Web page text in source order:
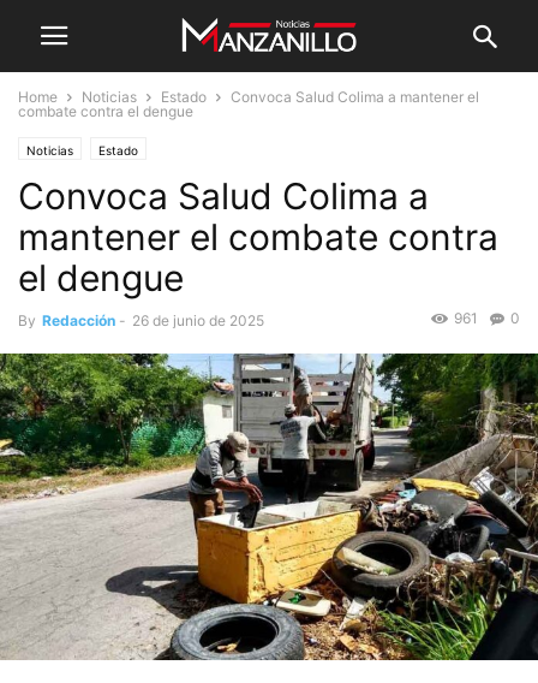
Home Noticias Estado
Convoca Salud Colima a mantener el
combate contra el dengue
Noticias Estado
Convoca Salud Colima a
mantener el combate contra
el dengue
By Redacción - 26 de junio de 2025 0
961